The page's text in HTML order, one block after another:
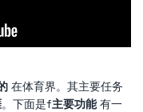
在体育界。其主要任务
。下面是f主要功能有一